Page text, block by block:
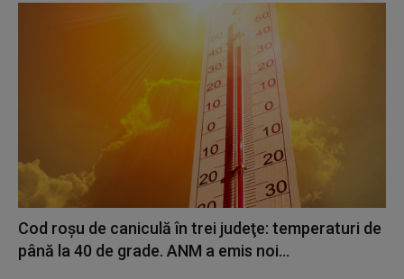
Cod roşu de caniculă în trei judeţe: temperaturi de
până la 40 de grade. ANM a emis noi...